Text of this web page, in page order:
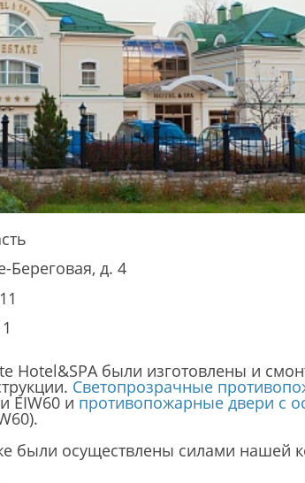
Береговая, д. 4
Hotel&SPA были изготовлены и
Светопрозрачные
EIW60 и противопожарные двери с
были осуществлены силами нашей